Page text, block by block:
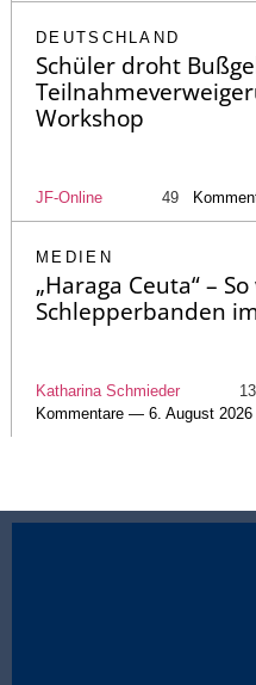
DEUTSCHLAND
Schüler droht
Workshop
JF-Online 49
MEDIEN
„Haraga Ceuta“ –
Schlepperbanden
Katharina Schmieder
13
Kommentare — 6. August 2026